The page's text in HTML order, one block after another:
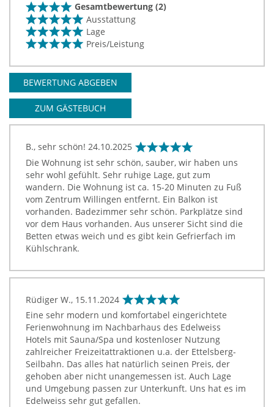
Gesamtbewertung (2)
Ausstattung
Lage
Preis/Leistung
BEWERTUNG ABGEBEN
ZUM GÄSTEBUCH
B., sehr schön! 24.10.2025
Die Wohnung ist sehr schön, sauber, wir haben uns
sehr wohl gefühlt. Sehr ruhige Lage, gut zum
wandern. Die Wohnung ist ca. 15-20 Minuten zu Fuß
vom Zentrum Willingen entfernt. Ein Balkon ist
vorhanden. Badezimmer sehr schön. Parkplätze sind
vor dem Haus vorhanden. Aus unserer Sicht sind die
Betten etwas weich und es gibt kein Gefrierfach im
Kühlschrank.
Rüdiger W., 15.11.2024
Eine sehr modern und komfortabel eingerichtete
Ferienwohnung im Nachbarhaus des Edelweiss
Hotels mit Sauna/Spa und kostenloser Nutzung
zahlreicher Freizeitattraktionen u.a. der Ettelsberg-
Seilbahn. Das alles hat natürlich seinen Preis, der
gehoben aber nicht unangemessen ist. Auch Lage
und Umgebung passen zur Unterkunft. Uns hat es im
Edelweiss sehr gut gefallen.